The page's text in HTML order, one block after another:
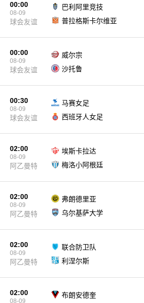
00:00
08-09
球会友谊
巴利阿里竞技
普拉格斯卡尔维亚
00:00
08-09
球会友谊
威尔宗
沙托鲁
00:30
08-09
球会友谊
马赛女足
西班牙人女足
02:00
08-09
阿乙曼特
埃斯卡拉达
梅洛小阿根廷
02:00
08-09
阿乙曼特
弗朗德里亚
乌尔基萨大学
02:00
08-09
阿乙曼特
联合防卫队
利涅尔斯
02:00
08-09
布朗安德奎